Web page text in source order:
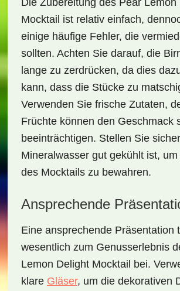
Die Zubereitung des Pear Lemon
Mocktail ist relativ einfach,
einige häufige Fehler, die
sollten. Achten Sie darauf, die
lange zu zerdrücken, da dies
kann, dass die Stücke zu
Verwenden Sie frische Zutaten,
Früchte können den Geschmack
beeinträchtigen. Stellen Sie
Mineralwasser gut gekühlt ist,
des Mocktails zu bewahren.
Ansprechende
Eine ansprechende Präsentation
wesentlich zum Genusserlebnis
Lemon Delight Mocktail bei.
klare Gläser, um die dekorativen